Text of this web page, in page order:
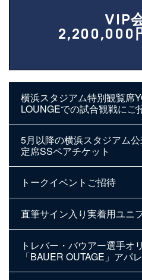
VIP
2,200,000
横浜スタジアム特別観覧席
LOUNGEでの試合観戦にご
5月以降の横浜スタジアム
定席SSペアチケット
トークイベントご招待
直筆サイン入り実着用ユニ
トレバー・バウアー選手オ
「BAUER OUTAGE」アパ